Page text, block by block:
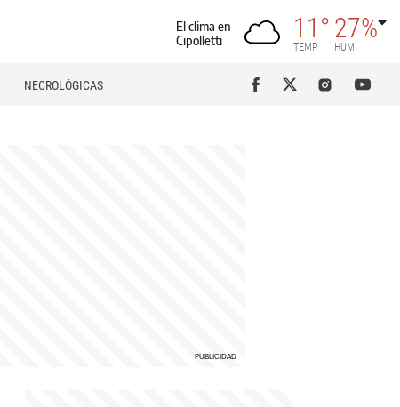
El clima en
Cipolletti
11°
TEMP
27%
HUM
NECROLÓGICAS